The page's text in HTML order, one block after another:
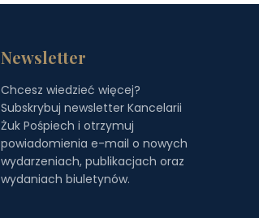
Newsletter
Chcesz wiedzieć więcej?
Subskrybuj newsletter Kancelarii
Żuk Pośpiech i otrzymuj
powiadomienia e-mail o nowych
wydarzeniach, publikacjach oraz
wydaniach biuletynów.